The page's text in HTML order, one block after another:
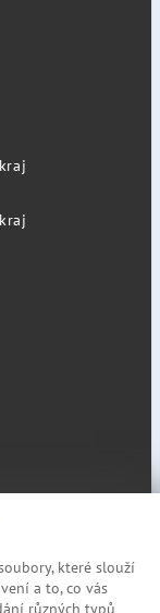
které slouží
a to, co vás
různých typů